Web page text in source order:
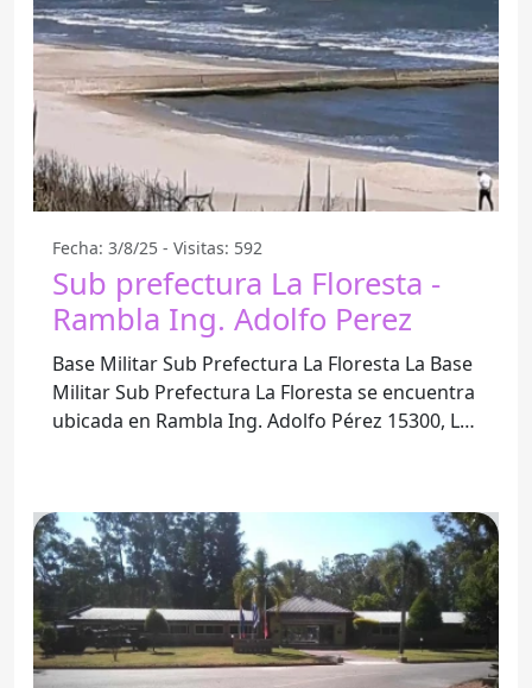
Fecha: 3/8/25 - Visitas: 592
Sub prefectura La Floresta -
Rambla Ing. Adolfo Perez
Base Militar Sub Prefectura La Floresta La Base
Militar Sub Prefectura La Floresta se encuentra
ubicada en Rambla Ing. Adolfo Pérez 15300, La